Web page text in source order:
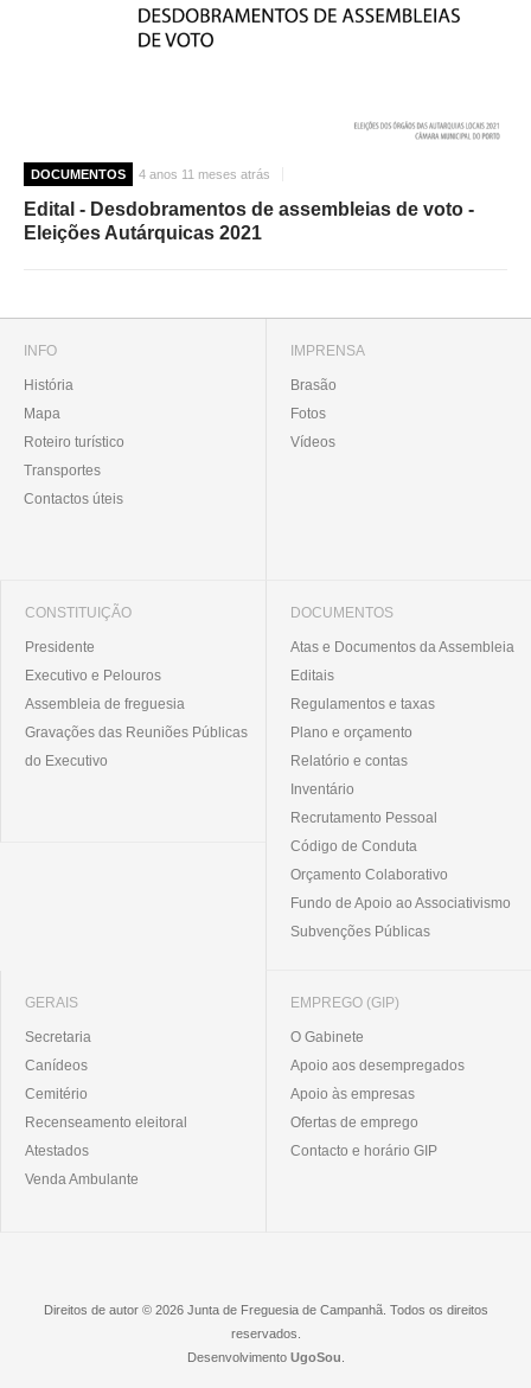
DOCUMENTOS 4 anos 11 meses atrás
Edital - Desdobramentos de assembleias de voto -
Eleições Autárquicas 2021
INFO
História
Mapa
Roteiro turístico
Transportes
Contactos úteis
IMPRENSA
Brasão
Fotos
Vídeos
CONSTITUIÇÃO
Presidente
Executivo e Pelouros
Assembleia de freguesia
Gravações das Reuniões Públicas
do Executivo
DOCUMENTOS
Atas e Documentos da Assembleia
Editais
Regulamentos e taxas
Plano e orçamento
Relatório e contas
Inventário
Recrutamento Pessoal
Código de Conduta
Orçamento Colaborativo
Fundo de Apoio ao Associativismo
Subvenções Públicas
GERAIS
Secretaria
Canídeos
Cemitério
Recenseamento eleitoral
Atestados
Venda Ambulante
EMPREGO (GIP)
O Gabinete
Apoio aos desempregados
Apoio às empresas
Ofertas de emprego
Contacto e horário GIP
Direitos de autor © 2026 Junta de Freguesia de Campanhã. Todos os direitos
reservados.
Desenvolvimento UgoSou